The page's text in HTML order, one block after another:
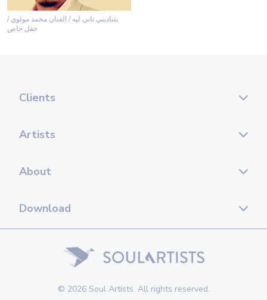
بتناديني تاني ليه / الفنان محمد مولوي /
حفل خاص
Clients
Artists
About
Download
© 2026 Soul Artists. All rights reserved.